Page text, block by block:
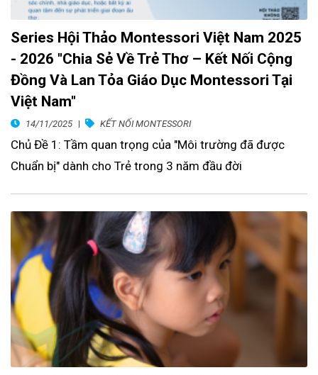
Series Hội Thảo Montessori Việt Nam 2025
- 2026 "Chia Sẻ Về Trẻ Thơ – Kết Nối Cộng
Đồng Và Lan Tỏa Giáo Dục Montessori Tại
Việt Nam"
14/11/2025 KẾT NỐI MONTESSORI
Chủ Đề 1: Tầm quan trọng của "Môi trường đã được
Chuẩn bị" dành cho Trẻ trong 3 năm đầu đời